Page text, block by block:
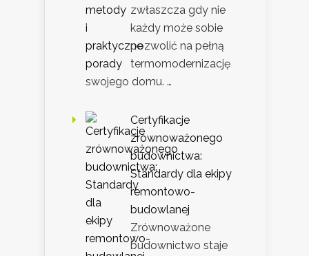
zwłaszcza gdy nie
każdy może sobie
pozwolić na pełną
termomodernizację
swojego domu. …
Certyfikacje
zrównoważonego
budownictwa:
Standardy dla ekipy
remontowo-
budowlanej
Zrównoważone
budownictwo staje